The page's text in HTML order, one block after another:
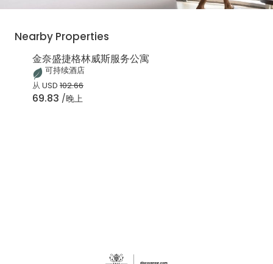
Nearby Properties
金奈盛捷格林威斯服务公寓
可持续酒店
从USD 102.66
69.83 /晚上